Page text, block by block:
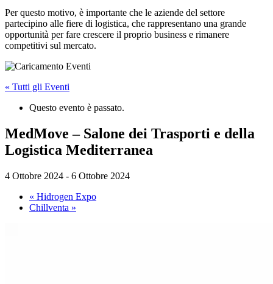
Per questo motivo, è importante che le aziende del settore
partecipino alle fiere di logistica, che rappresentano una grande
opportunità per fare crescere il proprio business e rimanere
competitivi sul mercato.
« Tutti gli Eventi
Questo evento è passato.
MedMove – Salone dei Trasporti e della
Logistica Mediterranea
4 Ottobre 2024 - 6 Ottobre 2024
« Hidrogen Expo
Chillventa »